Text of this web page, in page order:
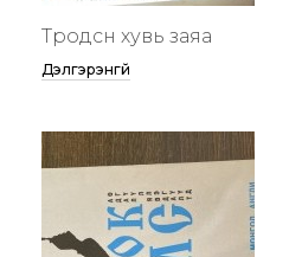
Төөрөодсөн хувь заяа
Дэлгэрэнгүй